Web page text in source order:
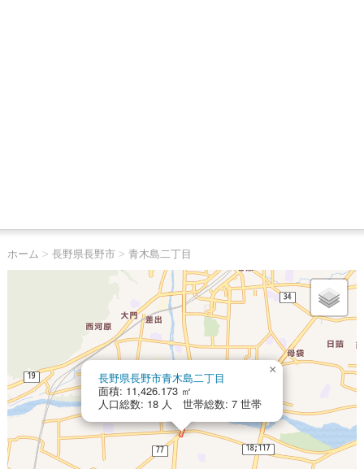
ホーム > 長野県長野市> 青木島二丁目
長野県長野市青木島二丁目
面積: 11,426.173 ㎡
人口総数: 18 人 世帯総数: 7 世帯
×